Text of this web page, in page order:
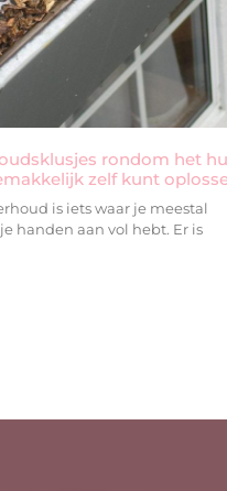
rondom het
zelf kunt
is iets waar je meestal
handen aan vol hebt. Er is